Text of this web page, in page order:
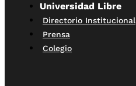
Universidad Libre
Directorio Institucional
Prensa
Colegio